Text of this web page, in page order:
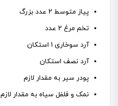
پیاز متوسط 2 عدد بزرگ
تخم مرغ 2 عدد
آرد سوخاری 1 استکان
آرد نصف استکان
پودر سیر به مقدار لازم
نمک و فلفل سیاه به مقدار لازم